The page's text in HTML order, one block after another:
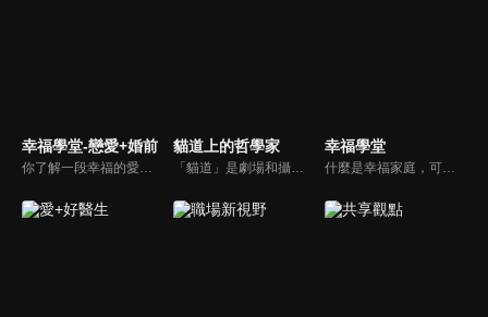
幸福學堂-戀愛+婚前
你了解一段幸福的愛情是如何發展出來的嗎？你對你心中那一個對象，到底是愛還是喜歡？難道喜歡跟愛差距很大嗎？讓我們的大師來消除你心中的疑惑。
貓道上的哲學家
「貓道」是劇場和攝影棚的象徵，而孩子是天生的哲學家，他們進入攝影棚中的小劇場思考、對話，並且從貓道上看下來，總是會有不同視角，故片名為《貓道上的哲學家》，在GOOD TV播出。
幸福學堂
什麼是幸福家庭，可能很多人會覺得「幸福家庭」是天方夜譚，在這一集當中，簡老師要告訴您，如何跨越婚姻的顛簸之路，建立幸福家庭，且根據他多年輔導經驗，歸類出幸福家庭的特質，讓幸福家庭不是再是虛假的口號，而是能夠真實落實在生活當中。